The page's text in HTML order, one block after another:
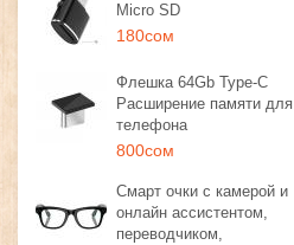
Micro SD
180сом
Флешка 64Gb Type-C
Расширение памяти для
телефона
800сом
Смарт очки с камерой и
онлайн ассистентом,
переводчиком,